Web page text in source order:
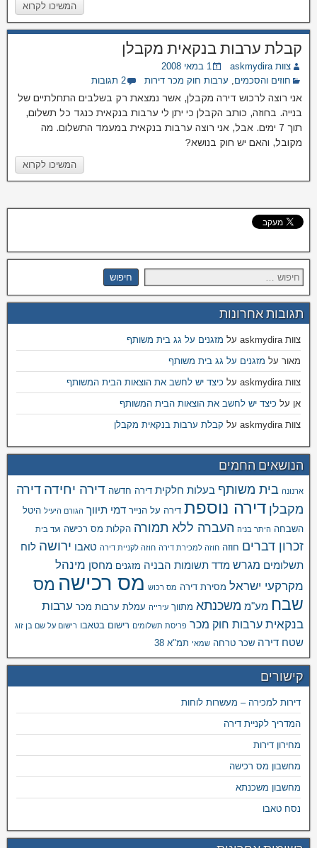
המשיכו לקרוא
קבלת ערבות בנקאית מקבלן
צוות askmydira
1 במאי 2008
חוזים והסכמים, ערבות חוק מכר דירות 2 תגובות
אני רוצה לרכוש דירה מקבלן, אשר נמצאת רק בשלבים התחלתיים של
בנייה. בחוזה, כותב הקבלן כי יתן לי ערבות בנקאית כנגד כל תשלום,
תוך 7 ימים. אבל, אני רוצה ערבות בנקאית במעמד התשלום. מה
מקובל, והאם יש חוק בנושא?
המשיכו לקרוא
תגובות אחרונות
צוות askmydira על מזגנים על גג בית משותף
מאור על מזגנים על גג בית משותף
צוות askmydira
על כיצד יש לחשב את הוצאות הבית המשותף
אן על כיצד יש לחשב את הוצאות הבית המשותף
צוות askmydira
על קבלת ערבות בנקאית מקבלן
הנושאים החמים
ארנונה בית משותף בעלות חלקית דירה חדשה דירה יחידה דירה
מקבלן דירה נוספת דירה על הנייר דמי תיווך הגורם היעיל היטל
השבחה היתר בניה העברה ללא תמורה הקלות מס רכישה ועד בית
זכרון דברים חוזה חוזה למכירת דירה חוזה לקניית דירה טאבו ירושה לוח
תשלומים מגרש מדד תשומות הבניה מזגנים מחסן מינהל
מקרקעי ישראל מסירת דירה מס רכוש מס רכישה מס
שבח מע"מ משכנתא מתווך עירייה עמלת ערבות מכר ערבות
בנקאית ערבות חוק מכר פריסת תשלומים רישום בטאבו רישום על שם בן זוג
שטח דירה שכר טרחה שמאי תמ"א 38
קישורים
דירות למכירה – מעשרות לוחות
המדריך לקניית דירה
מחירון דירות
מחשבון מס רכישה
מחשבון משכנתא
נסח טאבו